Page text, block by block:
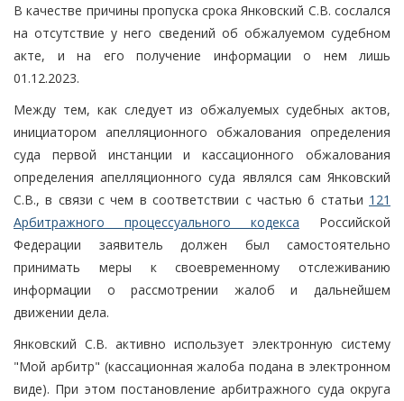
В качестве причины пропуска срока Янковский С.В. сослался
на отсутствие у него сведений об обжалуемом судебном
акте, и на его получение информации о нем лишь
01.12.2023.
Между тем, как следует из обжалуемых судебных актов,
инициатором апелляционного обжалования определения
суда первой инстанции и кассационного обжалования
определения апелляционного суда являлся сам Янковский
С.В., в связи с чем в соответствии с частью 6 статьи 121
Арбитражного процессуального кодекса Российской
Федерации заявитель должен был самостоятельно
принимать меры к своевременному отслеживанию
информации о рассмотрении жалоб и дальнейшем
движении дела.
Янковский С.В. активно использует электронную систему
"Мой арбитр" (кассационная жалоба подана в электронном
виде). При этом постановление арбитражного суда округа